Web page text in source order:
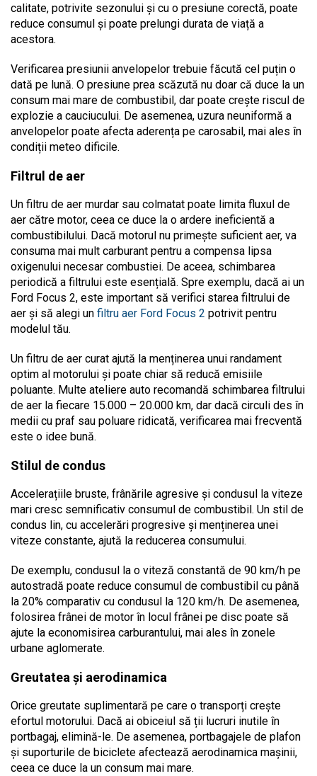
calitate, potrivite sezonului și cu o presiune corectă, poate
reduce consumul și poate prelungi durata de viață a
acestora.
Verificarea presiunii anvelopelor trebuie făcută cel puțin o
dată pe lună. O presiune prea scăzută nu doar că duce la un
consum mai mare de combustibil, dar poate crește riscul de
explozie a cauciucului. De asemenea, uzura neuniformă a
anvelopelor poate afecta aderența pe carosabil, mai ales în
condiții meteo dificile.
Filtrul de aer
Un filtru de aer murdar sau colmatat poate limita fluxul de
aer către motor, ceea ce duce la o ardere ineficientă a
combustibilului. Dacă motorul nu primește suficient aer, va
consuma mai mult carburant pentru a compensa lipsa
oxigenului necesar combustiei. De aceea, schimbarea
periodică a filtrului este esențială. Spre exemplu, dacă ai un
Ford Focus 2, este important să verifici starea filtrului de
aer și să alegi un filtru aer Ford Focus 2 potrivit pentru
modelul tău.
Un filtru de aer curat ajută la menținerea unui randament
optim al motorului și poate chiar să reducă emisiile
poluante. Multe ateliere auto recomandă schimbarea filtrului
de aer la fiecare 15.000 – 20.000 km, dar dacă circuli des în
medii cu praf sau poluare ridicată, verificarea mai frecventă
este o idee bună.
Stilul de condus
Accelerațiile bruste, frânările agresive și condusul la viteze
mari cresc semnificativ consumul de combustibil. Un stil de
condus lin, cu accelerări progresive și menținerea unei
viteze constante, ajută la reducerea consumului.
De exemplu, condusul la o viteză constantă de 90 km/h pe
autostradă poate reduce consumul de combustibil cu până
la 20% comparativ cu condusul la 120 km/h. De asemenea,
folosirea frânei de motor în locul frânei pe disc poate să
ajute la economisirea carburantului, mai ales în zonele
urbane aglomerate.
Greutatea și aerodinamica
Orice greutate suplimentară pe care o transporți crește
efortul motorului. Dacă ai obiceiul să ții lucruri inutile în
portbagaj, elimină-le. De asemenea, portbagajele de plafon
și suporturile de biciclete afectează aerodinamica mașinii,
ceea ce duce la un consum mai mare.